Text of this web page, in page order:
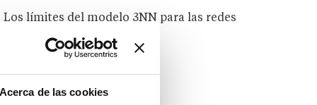
Acerca de las cookies
Los límites del modelo 3NN para las redes